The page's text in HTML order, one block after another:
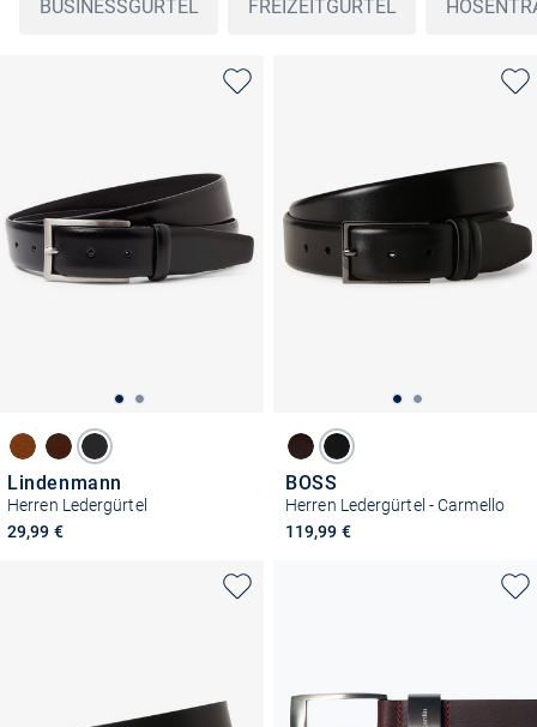
BUSINESSGÜRTEL FREIZEITGÜRTEL
Lindenmann
Herren Ledergürtel
29,99 €
BOSS
Herren Ledergürtel - Carmello
119,99 €